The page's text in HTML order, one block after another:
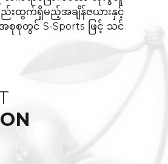
က်ရှိမည့်အချိန်ဇယားနှင့်
စုတွင် S-Sports ဖြင့် သင်